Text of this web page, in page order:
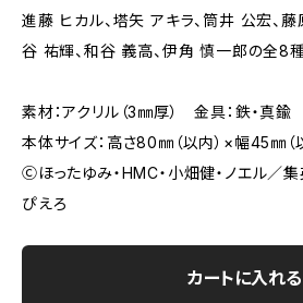
進藤 ヒカル、塔矢 アキラ、筒井 公宏、
谷 祐輝、和谷 義高、伊角 慎一郎の全8種
素材：アクリル（3㎜厚） 金具：鉄・真鍮
本体サイズ：高さ80㎜（以内）×幅45㎜（
Ⓒほったゆみ・HMC・小畑健・ノエル／集
ぴえろ
カートに入れる